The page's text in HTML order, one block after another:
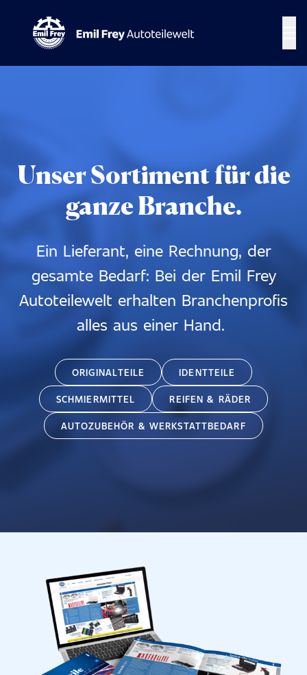
Unser Sortiment für die
ganze Branche.
Ein Lieferant, eine Rechnung, der
gesamte Bedarf: Bei der Emil Frey
Autoteilewelt erhalten Branchenprofis
alles aus einer Hand.
ORIGINALTEILE IDENTTEILE
SCHMIERMITTEL REIFEN & RÄDER
AUTOZUBEHÖR & WERKSTATTBEDARF